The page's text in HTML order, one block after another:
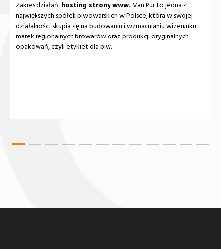
Zakres działań: hosting strony www. Van Pur to jedna z
największych spółek piwowarskich w Polsce, która w swojej
działalności skupia się na budowaniu i wzmacnianiu wizerunku
marek regionalnych browarów oraz produkcji oryginalnych
opakowań, czyli etykiet dla piw.